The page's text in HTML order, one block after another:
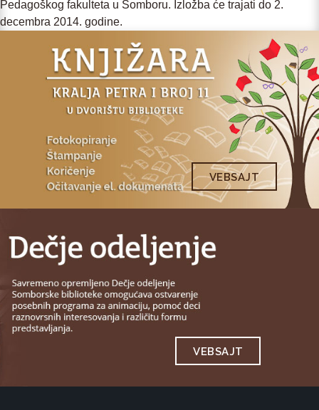
Pedagoškog fakulteta u Somboru. Izložba će trajati do 2.
decembra 2014. godine.
VEBSAJT
VEBSAJT